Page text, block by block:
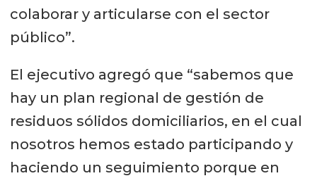
colaborar y articularse con el sector
público”.
El ejecutivo agregó que “sabemos que
hay un plan regional de gestión de
residuos sólidos domiciliarios, en el cual
nosotros hemos estado participando y
haciendo un seguimiento porque en